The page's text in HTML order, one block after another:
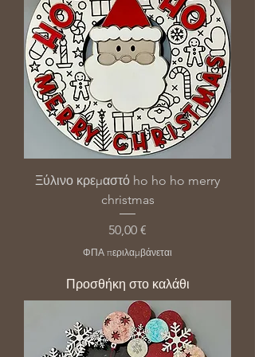
Ξύλινο κρεμαστό ho ho ho merry
christmas
Τιμή
50,00 €
ΦΠΑ περιλαμβάνεται
Προσθήκη στο καλάθι